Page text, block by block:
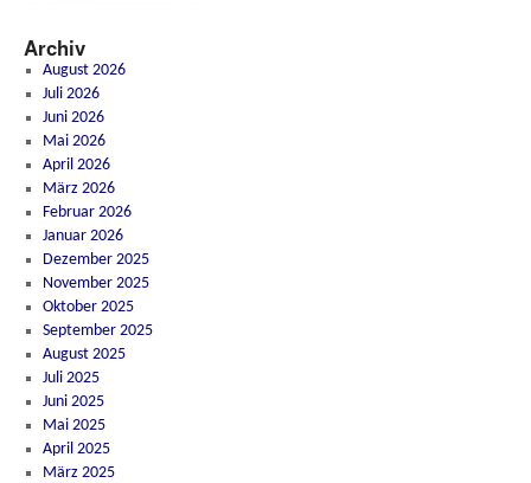
Archiv
August 2026
Juli 2026
Juni 2026
Mai 2026
April 2026
März 2026
Februar 2026
Januar 2026
Dezember 2025
November 2025
Oktober 2025
September 2025
August 2025
Juli 2025
Juni 2025
Mai 2025
April 2025
März 2025